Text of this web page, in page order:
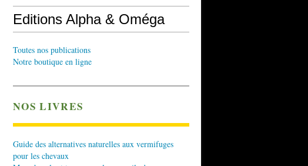
Editions Alpha & Oméga
Toutes nos publications
Notre boutique en ligne
NOS LIVRES
Guide des alternatives naturelles aux vermifuges
pour les chevaux